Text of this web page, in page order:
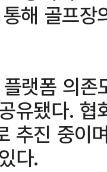
해 골프
랫폼 의
유됐다.
추진 중이
다.